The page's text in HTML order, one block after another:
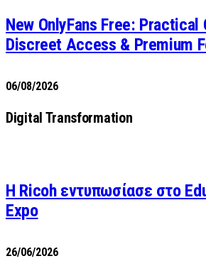
New OnlyFans Free: Practical
Discreet Access & Premium
06/08/2026
Digital Transformation
Η Ricoh εντυπωσίασε στο
Expo
26/06/2026